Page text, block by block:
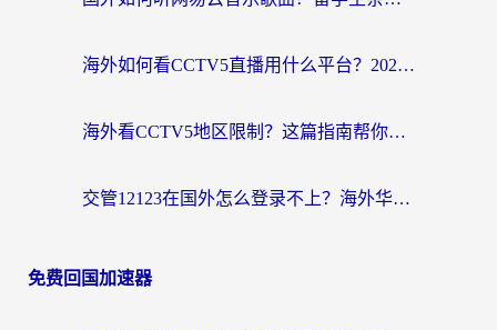
海外如何看CCTV5直播用什么平台？2026最新指南：看欧洲杯、中超、奥运不再卡
海外看CCTV5地区限制？这篇指南帮你流畅看欧洲杯、NBA还听中文解说
交管12123在国外怎么登录不上？海外华人必看的回国加速器选择指南
免费回国加速器